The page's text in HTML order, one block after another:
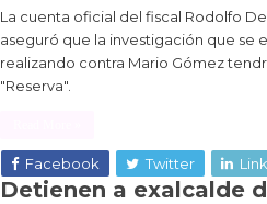
La cuenta oficial del fiscal Rodolfo
aseguró que la investigación que se
realizando contra Mario Gómez
"Reserva".
Facebook Twitter
Detienen a exalcalde